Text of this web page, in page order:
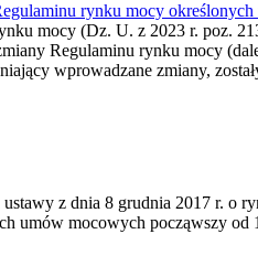
rynku mocy
mocy (Dz. U. z 2023 r. poz.
Regulaminu rynku mocy
wprowadzane zmiany,
z dnia 8 grudnia 2017 r. o
umów mocowych począwszy